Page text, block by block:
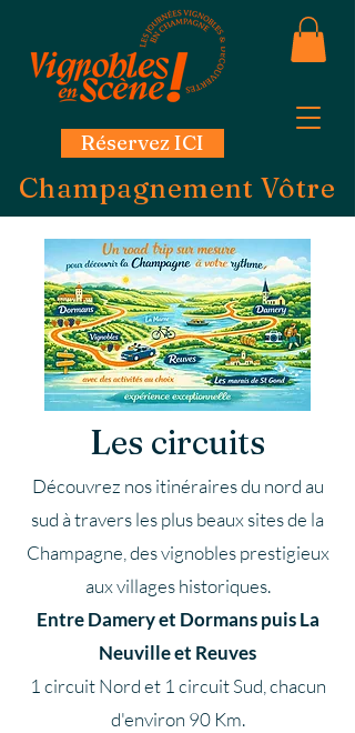
Réservez ICI
Champagnement Vôtre
Les circuits
Découvrez nos itinéraires du nord au
sud à travers les plus beaux sites de la
Champagne, des vignobles prestigieux
aux villages historiques.
Entre Damery et Dormans puis La
Neuville et Reuves
1 circuit Nord et 1 circuit Sud, chacun
d'environ 90 Km.